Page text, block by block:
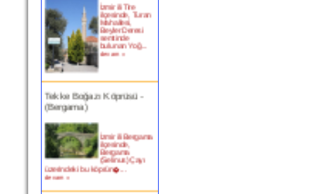
ilçesinde, Turan
Mahallesi,
Beyler Deresi
semtinde
bulunan Yoğ...
devam »
(Bergama)
ilçesinde,
Bergama
(Selinus) Çayı
üzerindeki bu köprün�...
devam »